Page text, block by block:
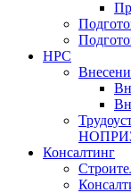
НРС
Консалтинг